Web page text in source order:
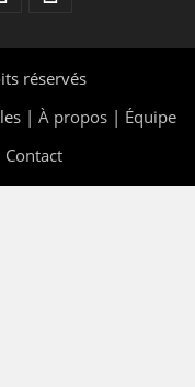
réservés
| À propos | Équipe
Contact